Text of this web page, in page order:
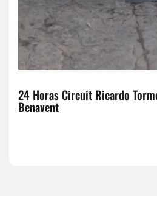
24 Horas Circuit Ricardo
Benavent